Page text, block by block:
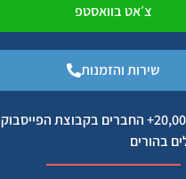
צ׳אט בוואסטפ
שירות והזמנות
הצטרפו ל 20,000+ החברים בקבוצת הפייסבוק
בהורים